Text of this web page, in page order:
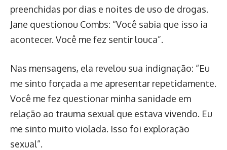
preenchidas por dias e noites de uso de drogas.
Jane questionou Combs: “Você sabia que isso ia
acontecer. Você me fez sentir louca”.
Nas mensagens, ela revelou sua indignação: “Eu
me sinto forçada a me apresentar repetidamente.
Você me fez questionar minha sanidade em
relação ao trauma sexual que estava vivendo. Eu
me sinto muito violada. Isso foi exploração
sexual”.